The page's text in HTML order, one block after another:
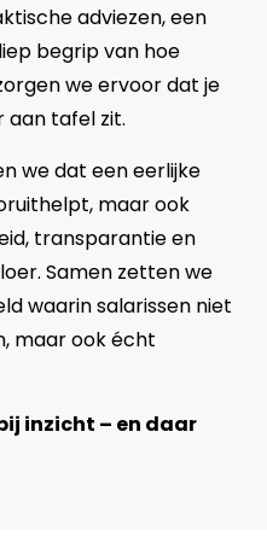
adviezen, een
begrip van hoe
we ervoor dat je
tafel zit.
we dat een eerlijke
maar ook
transparantie en
Samen zetten we
waarin salarissen niet
maar ook écht
inzicht – en daar